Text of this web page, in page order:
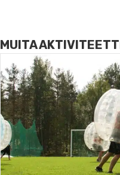
MUITA